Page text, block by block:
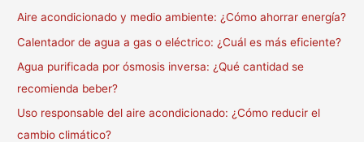
Aire acondicionado y medio ambiente: ¿Cómo ahorrar energía?
Calentador de agua a gas o eléctrico: ¿Cuál es más eficiente?
Agua purificada por ósmosis inversa: ¿Qué cantidad se
recomienda beber?
Uso responsable del aire acondicionado: ¿Cómo reducir el
cambio climático?